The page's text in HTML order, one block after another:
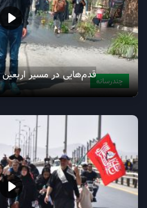
چندرسانهقدم‌هایی در مسیر